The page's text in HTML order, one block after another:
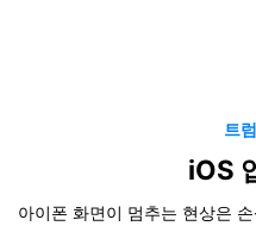
트
iOS
아이폰 화면이 멈추는 현상은